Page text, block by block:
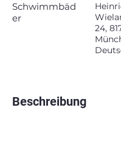
Schwimmbäd
er
24,
Beschreibung